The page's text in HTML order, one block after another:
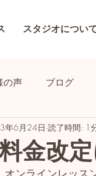
スタジオについ
の声 ブログ
金改
年6月24日 読了時間: 1
ンラインレッス